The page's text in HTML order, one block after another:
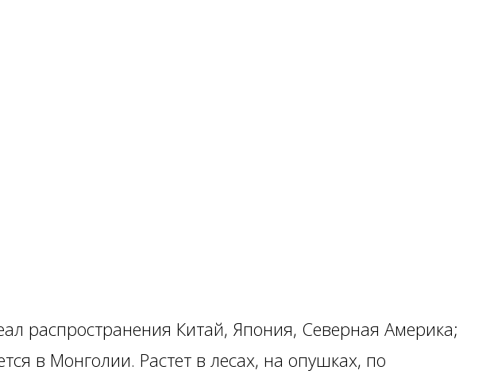
распространения Китай, Япония, Северная Америка;
в Монголии. Растет в лесах, на опушках, по